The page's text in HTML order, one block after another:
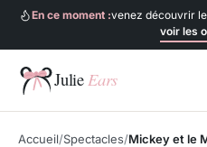
En ce moment :venez découvrir
voir les
Julie Ears
Accueil Spectacles Mickey et le